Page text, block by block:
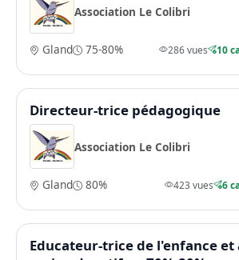
Association Le Colibri
Gland 75-80% 286 vues 10
Directeur-trice pédagogique
Association Le Colibri
Gland 80% 423 vues 6
Educateur-trice de l'enfance et